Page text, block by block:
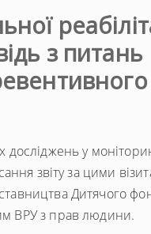
з питань
досліджень у
звіту за цими
Дитячого
ВРУ з прав людини.